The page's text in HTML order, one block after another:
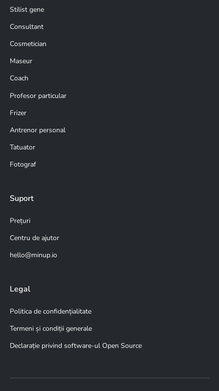
Stilist gene
Consultant
Cosmetician
Maseur
Coach
Profesor particular
Frizer
Antrenor personal
Tatuator
Fotograf
Suport
Prețuri
Centru de ajutor
hello@minup.io
Legal
Politica de confidențialitate
Termeni și condiții generale
Declarație privind software-ul Open Source